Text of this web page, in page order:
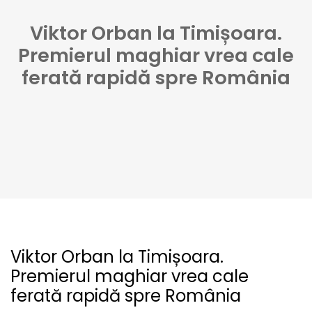
Viktor Orban la Timișoara.
Premierul maghiar vrea cale
ferată rapidă spre România
Viktor Orban la Timișoara.
Premierul maghiar vrea cale
ferată rapidă spre România